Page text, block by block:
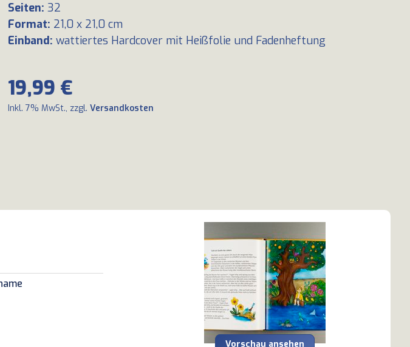
Seiten: 32
Format: 21,0 x 21,0 cm
Einband: wattiertes Hardcover mit Heißfolie und Fadenheftung
19,99 €
Inkl. 7% MwSt., zzgl. Versandkosten
Vorschau ansehen